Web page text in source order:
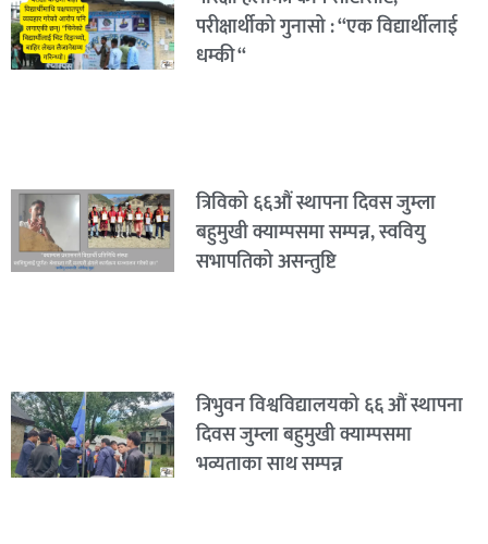
परीक्षार्थीको गुनासो : “एक विद्यार्थीलाई
धम्की “
त्रिविको ६६औं स्थापना दिवस जुम्ला
बहुमुखी क्याम्पसमा सम्पन्न, स्ववियु
सभापतिको असन्तुष्टि
त्रिभुवन विश्वविद्यालयको ६६ औं स्थापना
दिवस जुम्ला बहुमुखी क्याम्पसमा
भव्यताका साथ सम्पन्न